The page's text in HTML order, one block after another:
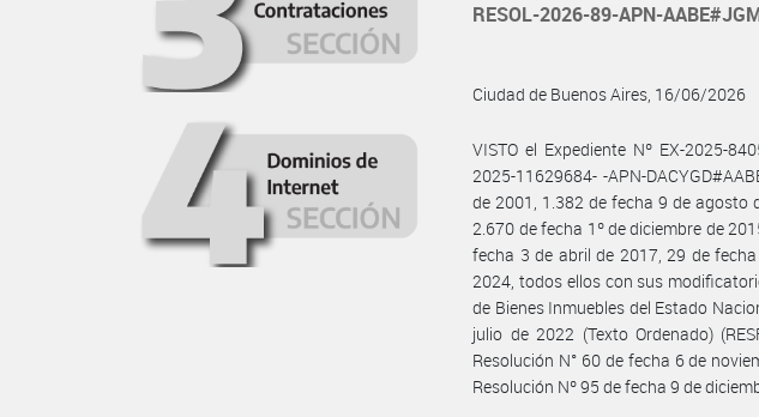
RESOL-2026-89-APN-
Ciudad de Buenos Aires, 16/06/2026
VISTO el Expediente Nº EX-2025-
2025-11629684- -APN-
de 2001, 1.382 de fecha 9 de agosto
2.670 de fecha 1º de diciembre de
fecha 3 de abril de 2017, 29 de
2024, todos ellos con sus
de Bienes Inmuebles del Estado
julio de 2022 (Texto Ordenado)
Resolución N° 60 de fecha 6 de
Resolución Nº 95 de fecha 9 de